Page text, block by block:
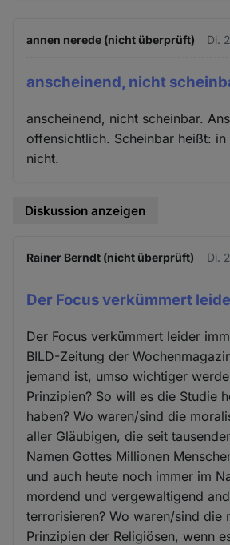
annen nerede (nicht überprüft) Di.
anscheinend, nicht
anscheinend, nicht scheinbar.
offensichtlich. Scheinbar heißt:
nicht.
Diskussion anzeigen
Rainer Berndt (nicht überprüft) Di.
Der Focus verkümmert
Der Focus verkümmert leider
BILD-Zeitung der
jemand ist, umso wichtiger
Prinzipien? So will es die Studie
haben? Wo waren/sind die
aller Gläubigen, die seit
Namen Gottes Millionen
und auch heute noch immer im
mordend und vergewaltigend
terrorisieren? Wo waren/sind die
Prinzipien der Religiösen, wenn